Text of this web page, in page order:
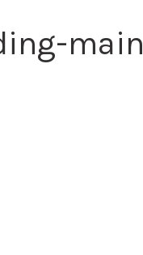
main